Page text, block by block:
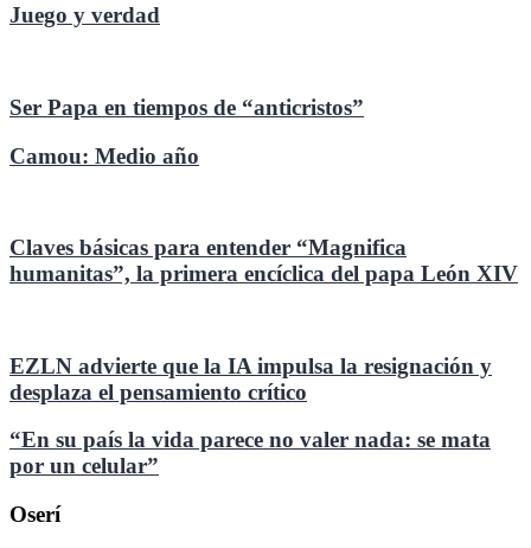
Juego y verdad
Ser Papa en tiempos de “anticristos”
Camou: Medio año
Claves básicas para entender “Magnifica
humanitas”, la primera encíclica del papa León XIV
EZLN advierte que la IA impulsa la resignación y
desplaza el pensamiento crítico
“En su país la vida parece no valer nada: se mata
por un celular”
Oserí